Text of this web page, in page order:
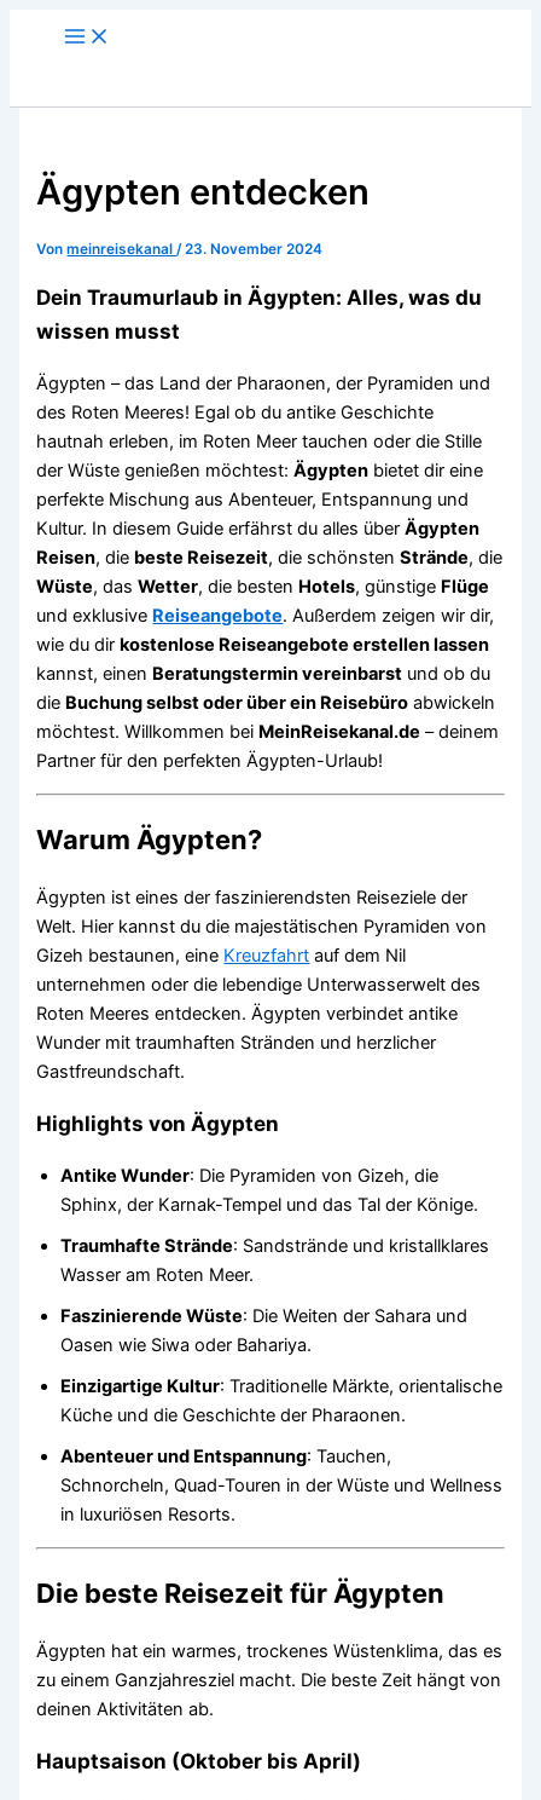
Main
Menu
Ägypten entdecken
Vonmeinreisekanal/23. November 2024
Dein Traumurlaub in Ägypten: Alles, was du
wissen musst
Ägypten – das Land der Pharaonen, der Pyramiden und
des Roten Meeres! Egal ob du antike Geschichte
hautnah erleben, im Roten Meer tauchen oder die Stille
der Wüste genießen möchtest:Ägypten bietet dir eine
perfekte Mischung aus Abenteuer, Entspannung und
Kultur. In diesem Guide erfährst du alles überÄgypten
Reisen, die beste Reisezeit, die schönstenStrände, die
Wüste, dasWetter, die besten Hotels, günstige Flüge
und exklusive Reiseangebote. Außerdem zeigen wir dir,
wie du dirkostenlose Reiseangebote erstellen lassen
kannst, einen Beratungstermin vereinbarst und ob du
die Buchung selbst oder über ein Reisebüro abwickeln
möchtest. Willkommen bei MeinReisekanal.de – deinem
Partner für den perfekten Ägypten-Urlaub!
Warum Ägypten?
Ägypten ist eines der faszinierendsten Reiseziele der
Welt. Hier kannst du die majestätischen Pyramiden von
Gizeh bestaunen, eine Kreuzfahrt auf dem Nil
unternehmen oder die lebendige Unterwasserwelt des
Roten Meeres entdecken. Ägypten verbindet antike
Wunder mit traumhaften Stränden und herzlicher
Gastfreundschaft.
Highlights von Ägypten
Antike Wunder: Die Pyramiden von Gizeh, die
Sphinx, der Karnak-Tempel und das Tal der Könige.
Traumhafte Strände: Sandstrände und kristallklares
Wasser am Roten Meer.
Faszinierende Wüste: Die Weiten der Sahara und
Oasen wie Siwa oder Bahariya.
Einzigartige Kultur: Traditionelle Märkte, orientalische
Küche und die Geschichte der Pharaonen.
Abenteuer und Entspannung: Tauchen,
Schnorcheln, Quad-Touren in der Wüste und Wellness
in luxuriösen Resorts.
Die beste Reisezeit für Ägypten
Ägypten hat ein warmes, trockenes Wüstenklima, das es
zu einem Ganzjahresziel macht. Die beste Zeit hängt von
deinen Aktivitäten ab.
Hauptsaison (Oktober bis April)